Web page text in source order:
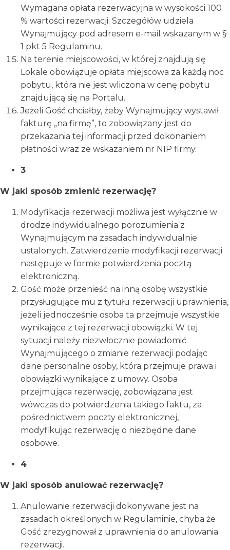
Wymagana opłata rezerwacyjna w wysokości 100
% wartości rezerwacji. Szczegółów udziela
Wynajmujący pod adresem e-mail wskazanym w §
1 pkt 5 Regulaminu.
Na terenie miejscowości, w której znajdują się
Lokale obowiązuje opłata miejscowa za każdą noc
pobytu, która nie jest wliczona w cenę pobytu
znajdującą się na Portalu.
Jeżeli Gość chciałby, żeby Wynajmujący wystawił
fakturę „na firmę”, to zobowiązany jest do
przekazania tej informacji przed dokonaniem
płatności wraz ze wskazaniem nr NIP firmy.
3
W jaki sposób zmienić rezerwację?
Modyfikacja rezerwacji możliwa jest wyłącznie w
drodze indywidualnego porozumienia z
Wynajmującym na zasadach indywidualnie
ustalonych. Zatwierdzenie modyfikacji rezerwacji
następuje w formie potwierdzenia pocztą
elektroniczną.
Gość może przenieść na inną osobę wszystkie
przysługujące mu z tytułu rezerwacji uprawnienia,
jeżeli jednocześnie osoba ta przejmuje wszystkie
wynikające z tej rezerwacji obowiązki. W tej
sytuacji należy niezwłocznie powiadomić
Wynajmującego o zmianie rezerwacji podając
dane personalne osoby, która przejmuje prawa i
obowiązki wynikające z umowy. Osoba
przejmująca rezerwację, zobowiązana jest
wówczas do potwierdzenia takiego faktu, za
pośrednictwem poczty elektronicznej,
modyfikując rezerwację o niezbędne dane
osobowe.
4
W jaki sposób anulować rezerwację?
Anulowanie rezerwacji dokonywane jest na
zasadach określonych w Regulaminie, chyba że
Gość zrezygnował z uprawnienia do anulowania
rezerwacji.